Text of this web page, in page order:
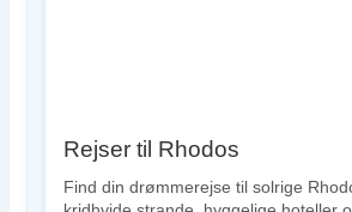
Rejser til Rhodos
Find din drømmerejse til solrige